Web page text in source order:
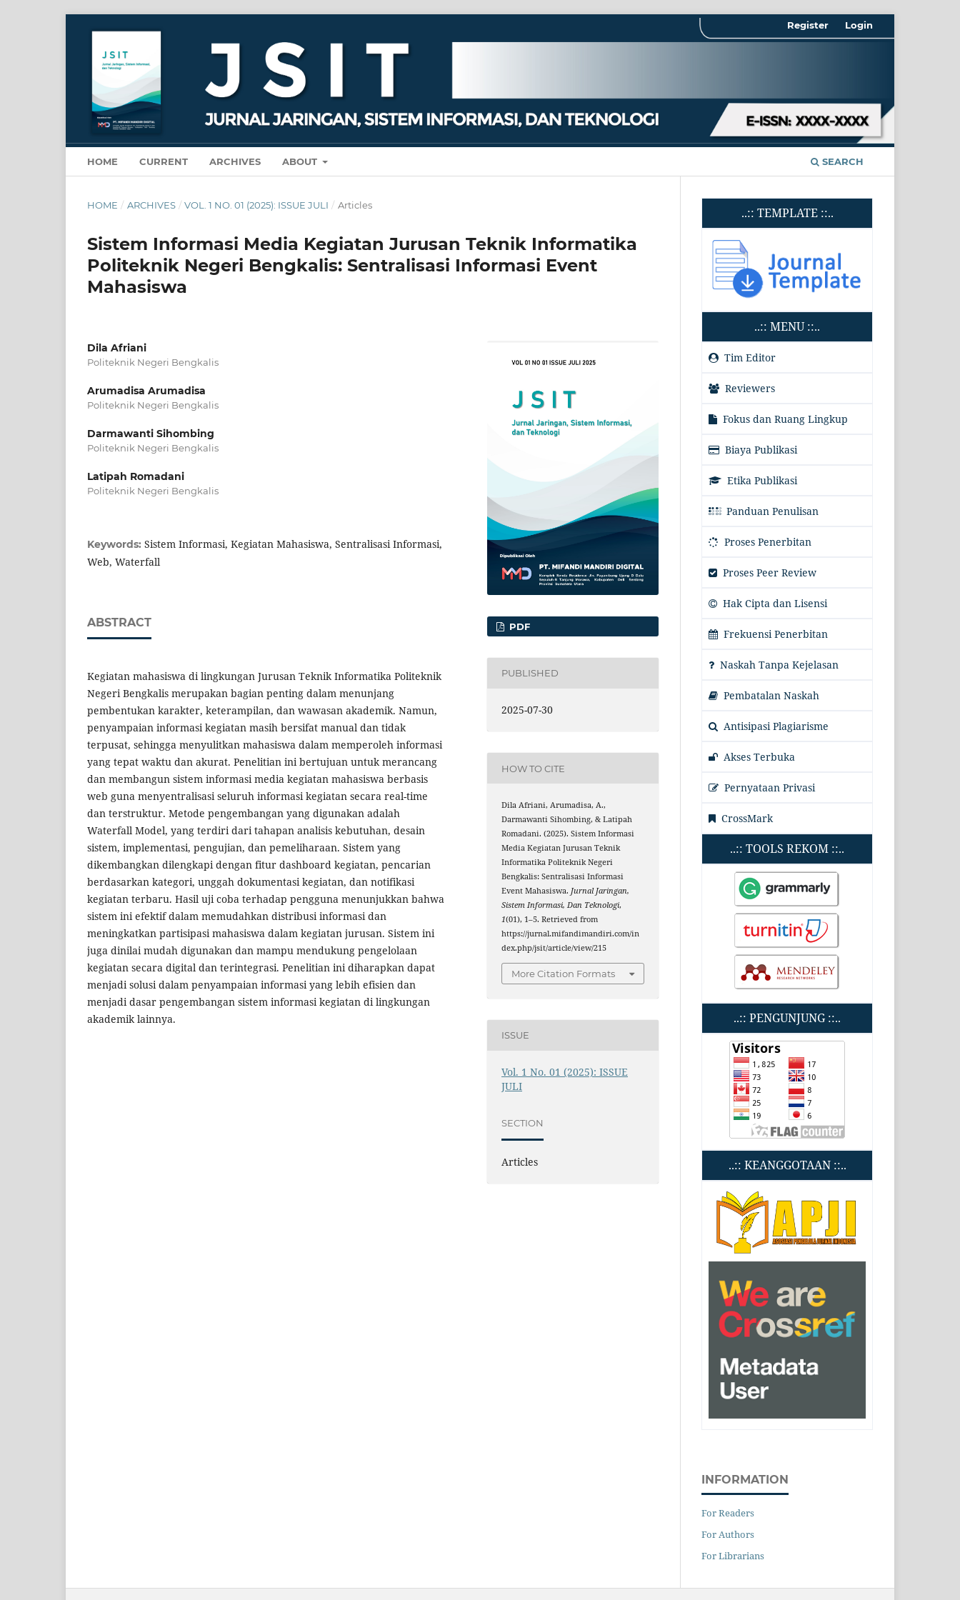
HOME CURRENT ARCHIVES ABOUT SEARCH
Register Login
HOME / ARCHIVES / VOL. 1 NO. 01 (2025): ISSUE JULI / Articles
Sistem Informasi Media Kegiatan Jurusan Teknik Informatika
Politeknik Negeri Bengkalis: Sentralisasi Informasi Event
Mahasiswa
Dila Afriani
Politeknik Negeri Bengkalis
Arumadisa Arumadisa
Politeknik Negeri Bengkalis
Darmawanti Sihombing
Politeknik Negeri Bengkalis
Latipah Romadani
Politeknik Negeri Bengkalis
Keywords: Sistem Informasi, Kegiatan Mahasiswa, Sentralisasi Informasi,
Web, Waterfall
ABSTRACT
Kegiatan mahasiswa di lingkungan Jurusan Teknik Informatika Politeknik
Negeri Bengkalis merupakan bagian penting dalam menunjang
pembentukan karakter, keterampilan, dan wawasan akademik. Namun,
penyampaian informasi kegiatan masih bersifat manual dan tidak
terpusat, sehingga menyulitkan mahasiswa dalam memperoleh informasi
yang tepat waktu dan akurat. Penelitian ini bertujuan untuk merancang
dan membangun sistem informasi media kegiatan mahasiswa berbasis
web guna menyentralisasi seluruh informasi kegiatan secara real-time
dan terstruktur. Metode pengembangan yang digunakan adalah
Waterfall Model, yang terdiri dari tahapan analisis kebutuhan, desain
sistem, implementasi, pengujian, dan pemeliharaan. Sistem yang
dikembangkan dilengkapi dengan fitur dashboard kegiatan, pencarian
berdasarkan kategori, unggah dokumentasi kegiatan, dan notifikasi
kegiatan terbaru. Hasil uji coba terhadap pengguna menunjukkan bahwa
sistem ini efektif dalam memudahkan distribusi informasi dan
meningkatkan partisipasi mahasiswa dalam kegiatan jurusan. Sistem ini
juga dinilai mudah digunakan dan mampu mendukung pengelolaan
kegiatan secara digital dan terintegrasi. Penelitian ini diharapkan dapat
menjadi solusi dalam penyampaian informasi yang lebih efisien dan
menjadi dasar pengembangan sistem informasi kegiatan di lingkungan
akademik lainnya.
PDF
PUBLISHED
2025-07-30
HOW TO CITE
Dila Afriani, Arumadisa, A.,
Darmawanti Sihombing, & Latipah
Romadani. (2025). Sistem Informasi
Media Kegiatan Jurusan Teknik
Informatika Politeknik Negeri
Bengkalis: Sentralisasi Informasi
Event Mahasiswa.Jurnal Jaringan,
Sistem Informasi, Dan Teknologi,
1(01), 1–5. Retrieved from
https://jurnal.mifandimandiri.com/in
dex.php/jsit/article/view/215
More Citation Formats
ISSUE
Vol. 1 No. 01 (2025): ISSUE
JULI
SECTION
Articles
..:: TEMPLATE ::..
..:: MENU ::..
Tim Editor
Reviewers
Fokus dan Ruang Lingkup
Biaya Publikasi
Etika Publikasi
Panduan Penulisan
Proses Penerbitan
Proses Peer Review
Hak Cipta dan Lisensi
Frekuensi Penerbitan
Naskah Tanpa Kejelasan
Pembatalan Naskah
Antisipasi Plagiarisme
Akses Terbuka
Pernyataan Privasi
CrossMark
..:: TOOLS REKOM ::..
..:: PENGUNJUNG ::..
..:: KEANGGOTAAN ::..
INFORMATION
For Readers
For Authors
For Librarians